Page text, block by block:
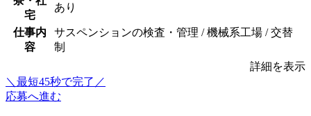
宅
あり
仕事内
容
サスペンションの検査・管理 / 機械系工場 / 交替
制
詳細を表示
＼最短45秒で完了／
応募へ進む